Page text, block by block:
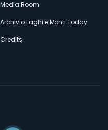
Media Room
Archivio Laghi e Monti Today
Credits